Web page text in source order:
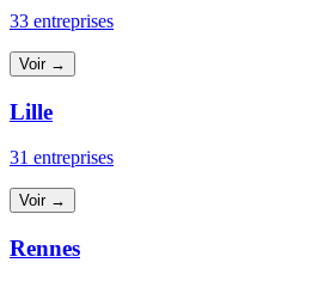
33 entreprises
Voir →
Lille
31 entreprises
Voir →
Rennes